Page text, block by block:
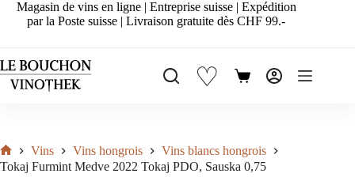
PasserMagasin de vins en ligne | Entreprise suisse | Expédition
par la Poste suisse | Livraison gratuite dès CHF 99.-
♡
Panier
Accueil
Vins Vins hongrois
Vins blancs hongrois
Tokaj Furmint Medve 2022 Tokaj PDO, Sauska 0,75